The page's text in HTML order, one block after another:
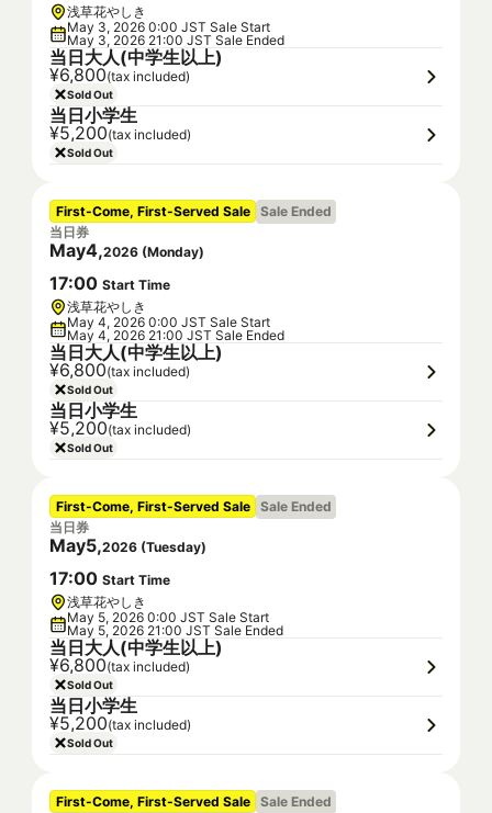
浅草花やしき
May 3, 2026 0:00 JST Sale Start
May 3, 2026 21:00 JST Sale Ended
当日大人(中学生以上)
¥6,800(tax included)
Sold Out
当日小学生
¥5,200(tax included)
Sold Out
First-Come, First-Served Sale Sale Ended
当日券
May4,2026 (Monday)
17:00 Start Time
浅草花やしき
May 4, 2026 0:00 JST Sale Start
May 4, 2026 21:00 JST Sale Ended
当日大人(中学生以上)
¥6,800(tax included)
Sold Out
当日小学生
¥5,200(tax included)
Sold Out
First-Come, First-Served Sale Sale Ended
当日券
May5,2026 (Tuesday)
17:00 Start Time
浅草花やしき
May 5, 2026 0:00 JST Sale Start
May 5, 2026 21:00 JST Sale Ended
当日大人(中学生以上)
¥6,800(tax included)
Sold Out
当日小学生
¥5,200(tax included)
Sold Out
First-Come, First-Served Sale Sale Ended